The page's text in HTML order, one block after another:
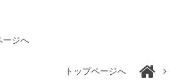
ージへ
トップページへ